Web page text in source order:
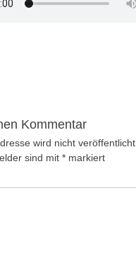
Kommentar
wird nicht veröffentlicht.
sind mit * markiert